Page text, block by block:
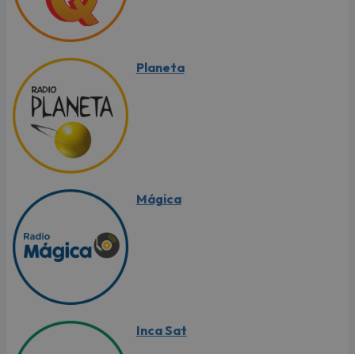
Planeta
Mágica
Inca Sat